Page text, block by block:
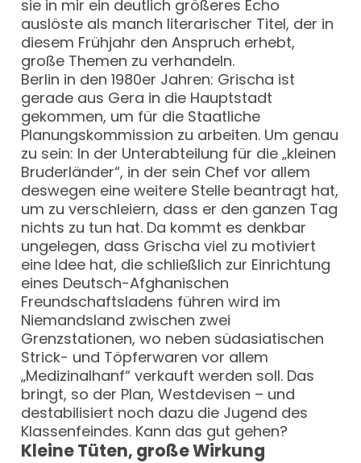
sie in mir ein deutlich größeres Echo
auslöste als manch literarischer Titel, der in
diesem Frühjahr den Anspruch erhebt,
große Themen zu verhandeln.
Berlin in den 1980er Jahren: Grischa ist
gerade aus Gera in die Hauptstadt
gekommen, um für die Staatliche
Planungskommission zu arbeiten. Um genau
zu sein: In der Unterabteilung für die „kleinen
Bruderländer“, in der sein Chef vor allem
deswegen eine weitere Stelle beantragt hat,
um zu verschleiern, dass er den ganzen Tag
nichts zu tun hat. Da kommt es denkbar
ungelegen, dass Grischa viel zu motiviert
eine Idee hat, die schließlich zur Einrichtung
eines Deutsch-Afghanischen
Freundschaftsladens führen wird im
Niemandsland zwischen zwei
Grenzstationen, wo neben südasiatischen
Strick- und Töpferwaren vor allem
„Medizinalhanf“ verkauft werden soll. Das
bringt, so der Plan, Westdevisen – und
destabilisiert noch dazu die Jugend des
Klassenfeindes. Kann das gut gehen?
Kleine Tüten, große Wirkung